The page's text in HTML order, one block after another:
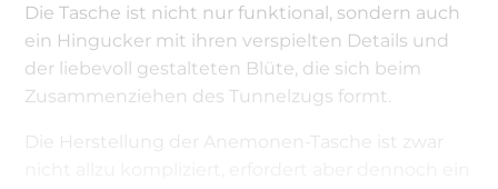
Die Tasche ist nicht nur funktional, sondern auch
ein Hingucker mit ihren verspielten Details und
der liebevoll gestalteten Blüte, die sich beim
Zusammenziehen des Tunnelzugs formt.
Die Herstellung der Anemonen-Tasche ist zwar